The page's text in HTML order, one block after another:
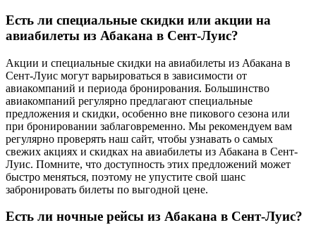
Есть ли специальные скидки или акции на
авиабилеты из Абакана в Сент-Луис?
Акции и специальные скидки на авиабилеты из Абакана в
Сент-Луис могут варьироваться в зависимости от
авиакомпаний и периода бронирования. Большинство
авиакомпаний регулярно предлагают специальные
предложения и скидки, особенно вне пикового сезона или
при бронировании заблаговременно. Мы рекомендуем вам
регулярно проверять наш сайт, чтобы узнавать о самых
свежих акциях и скидках на авиабилеты из Абакана в Сент-
Луис. Помните, что доступность этих предложений может
быстро меняться, поэтому не упустите свой шанс
забронировать билеты по выгодной цене.
Есть ли ночные рейсы из Абакана в Сент-Луис?